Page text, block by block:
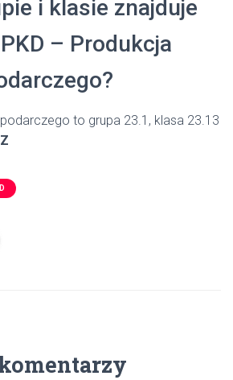
i klasie znajduje
– Produkcja
to grupa 23.1, klasa 23.13